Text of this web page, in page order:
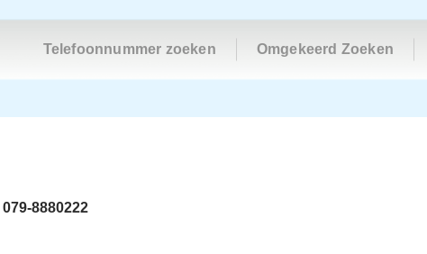
Telefoonnummer zoeken Omgekeerd Zoeken
079-8880222